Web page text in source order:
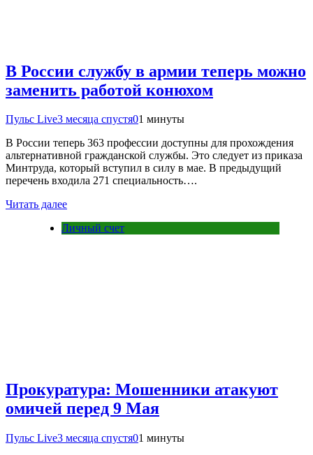
В России службу в армии теперь можно
заменить работой конюхом
Пульс Live3 месяца спустя01 минуты
В России теперь 363 профессии доступны для прохождения
альтернативной гражданской службы. Это следует из приказа
Минтруда, который вступил в силу в мае. В предыдущий
перечень входила 271 специальность….
Читать далее
Личный счет
Прокуратура: Мошенники атакуют
омичей перед 9 Мая
Пульс Live3 месяца спустя01 минуты